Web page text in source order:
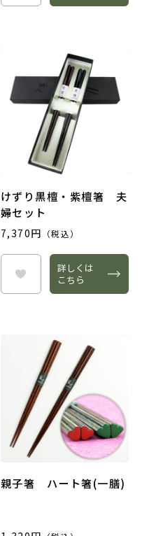
けずり黒檀・紫檀箸 夫
婦セット
7,370円 （税込）
詳しくは
こちら
親子箸 ハート箸(一膳)